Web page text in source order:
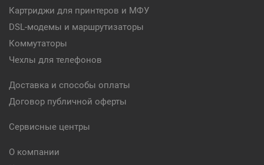
Картриджи для принтеров и МФУ
DSL-модемы и маршрутизаторы
Коммутаторы
Чехлы для телефонов
Доставка и способы оплаты
Договор публичной оферты
Сервисные центры
О компании